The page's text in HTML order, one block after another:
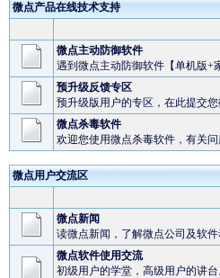
微点产品在线技术支持
微点主动防御软件
遇到微点主动防御软件【单机版+
预升级反馈专区
预升级版用户的专区，在此提交
微点杀毒软件
欢迎您使用微点杀毒软件，有关问
微点用户交流区
微点新闻
读微点新闻，了解微点公司及软件
微点软件使用交流
初级用户的学堂，高级用户的讲